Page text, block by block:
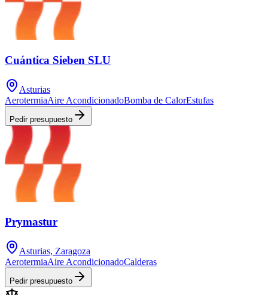
Cuántica Sieben SLU
Asturias
AerotermiaAire AcondicionadoBomba de CalorEstufas
Pedir presupuesto
Prymastur
Asturias, Zaragoza
AerotermiaAire AcondicionadoCalderas
Pedir presupuesto